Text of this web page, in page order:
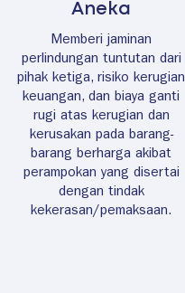
Aneka
Memberi jaminan
perlindungan tuntutan dari
pihak ketiga, risiko kerugian
keuangan, dan biaya ganti
rugi atas kerugian dan
kerusakan pada barang-
barang berharga akibat
perampokan yang disertai
dengan tindak
kekerasan/pemaksaan.